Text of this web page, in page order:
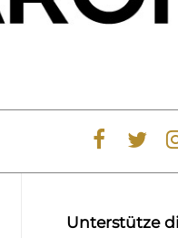
Unterstütze